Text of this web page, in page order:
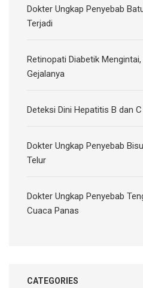
Dokter Ungkap Penyebab
Terjadi
Retinopati Diabetik
Gejalanya
Deteksi Dini Hepatitis B dan
Dokter Ungkap Penyebab
Telur
Dokter Ungkap Penyebab
Cuaca Panas
CATEGORIES